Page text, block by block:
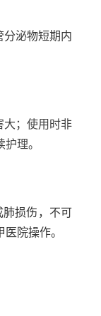
分泌物短期内
大；使用时非
理。
损伤，不可
院操作。